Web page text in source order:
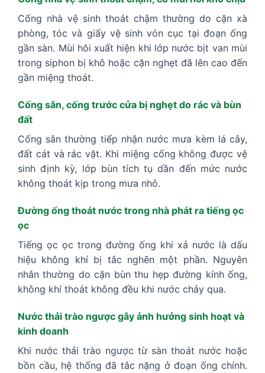
Cống nhà vệ sinh thoát chậm thường do cặn xà
phòng, tóc và giấy vệ sinh vón cục tại đoạn ống
gần sàn. Mùi hôi xuất hiện khi lớp nước bịt van mùi
trong siphon bị khô hoặc cặn nghẹt đã lên cao đến
gần miệng thoát.
Cống sân, cống trước cửa bị nghẹt do rác và bùn
đất
Cống sân thường tiếp nhận nước mưa kèm lá cây,
đất cát và rác vặt. Khi miệng cống không được vệ
sinh định kỳ, lớp bùn tích tụ dần đến mức nước
không thoát kịp trong mưa nhỏ.
Đường ống thoát nước trong nhà phát ra tiếng ọc
ọc
Tiếng ọc ọc trong đường ống khi xả nước là dấu
hiệu không khí bị tắc nghẽn một phần. Nguyên
nhân thường do cặn bùn thu hẹp đường kính ống,
không khí thoát không đều khi nước chảy qua.
Nước thải trào ngược gây ảnh hưởng sinh hoạt và
kinh doanh
Khi nước thải trào ngược từ sàn thoát nước hoặc
bồn cầu, hệ thống đã tắc nặng ở đoạn ống chính.